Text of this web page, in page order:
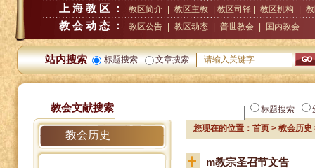
上海教区： 教区简介 教区主教 | 教区司铎 | 教区机构
教会动态： 教区公告 教区动态 普世教会 国内教会
站内搜索 标题搜索 文章搜索
教会文献搜索 标题搜索
教会历史
您现在的位置：首页 >教会历史
m教宗圣召节文告